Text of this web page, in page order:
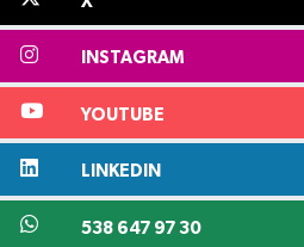
INSTAGRAM
YOUTUBE
LINKEDIN
538 647 97 30